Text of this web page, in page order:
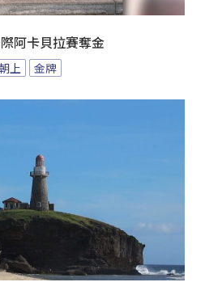
阿卡貝拉賽奪金
上 金牌